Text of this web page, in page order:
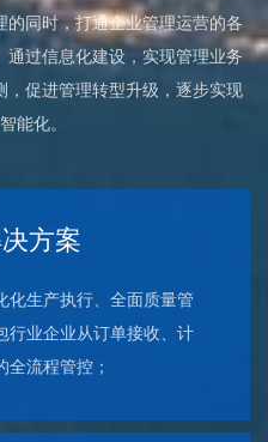
同时，打通企业管理运营的各
通过信息化建设，实现管理业务
，促进管理转型升级，逐步实现
能化。
方案
化生产执行、全面质量管
行业企业从订单接收、计
流程管控；